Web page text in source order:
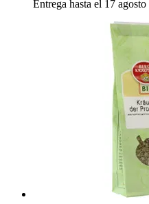
Entrega hasta el 17 agosto